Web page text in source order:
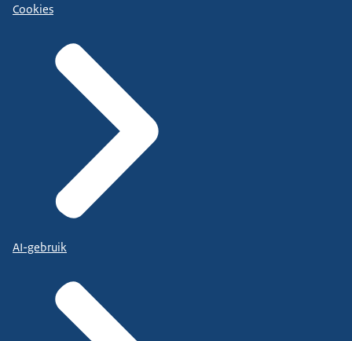
Cookies
AI-gebruik